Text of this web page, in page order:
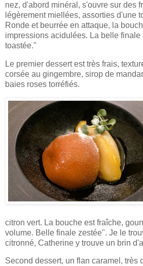
nez, d'abord minéral, s'ouvre sur des
légèrement miellées, assorties d'une
Ronde et beurrée en attaque, la
impressions acidulées. La belle finale
toastée."
Le premier dessert est très frais,
corsée au gingembre, sirop de
baies roses torréfiés.
citron vert. La bouche est fraîche,
volume. Belle finale zestée". Je le
citronné, Catherine y trouve un brin
Second dessert, un flan caramel, très